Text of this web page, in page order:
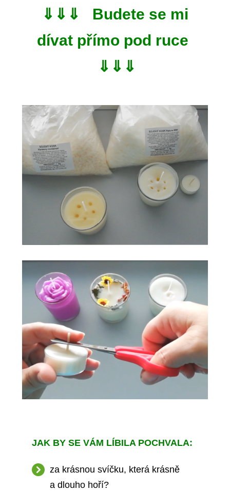
⇓⇓⇓ Budete se mi
dívat přímo pod ruce
⇓⇓⇓
JAK BY SE VÁM LÍBILA POCHVALA:
za krásnou svíčku, která krásně
a dlouho hoří?